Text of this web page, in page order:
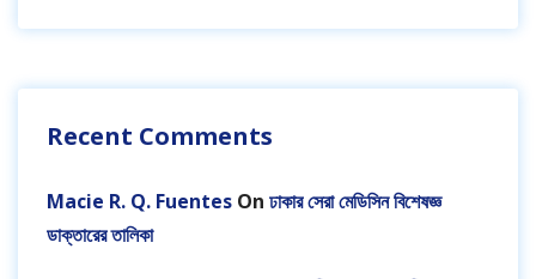
Recent Comments
Macie R. Q. Fuentes On ঢাকার সেরা মেডিসিন বিশেষজ্ঞ
ডাক্তারের তালিকা